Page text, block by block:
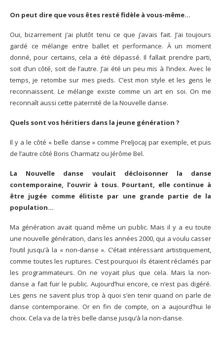
On peut dire que vous êtes resté fidèle à vous-même…
Oui, bizarrement j’ai plutôt tenu ce que j’avais fait. J’ai toujours
gardé ce mélange entre ballet et performance. À un moment
donné, pour certains, cela a été dépassé. Il fallait prendre parti,
soit d’un côté, soit de l’autre. J’ai été un peu mis à l’index. Avec le
temps, je retombe sur mes pieds. C’est mon style et les gens le
reconnaissent. Le mélange existe comme un art en soi. On me
reconnaît aussi cette paternité de la Nouvelle danse.
Quels sont vos héritiers dans la jeune génération ?
Il y a le côté « belle danse » comme Preljocaj par exemple, et puis
de l’autre côté Boris Charmatz ou Jérôme Bel.
La Nouvelle danse voulait décloisonner la danse
contemporaine, l’ouvrir à tous. Pourtant, elle continue à
être jugée comme élitiste par une grande partie de la
population…
Ma génération avait quand même un public. Mais il y a eu toute
une nouvelle génération, dans les années 2000, qui a voulu casser
l’outil jusqu’à la « non-danse ». C’était intéressant artistiquement,
comme toutes les ruptures. C’est pourquoi ils étaient réclamés par
les programmateurs. On ne voyait plus que cela. Mais la non-
danse a fait fuir le public. Aujourd’hui encore, ce n’est pas digéré.
Les gens ne savent plus trop à quoi s’en tenir quand on parle de
danse contemporaine. Or en fin de compte, on a aujourd’hui le
choix. Cela va de la très belle danse jusqu’à la non-danse.